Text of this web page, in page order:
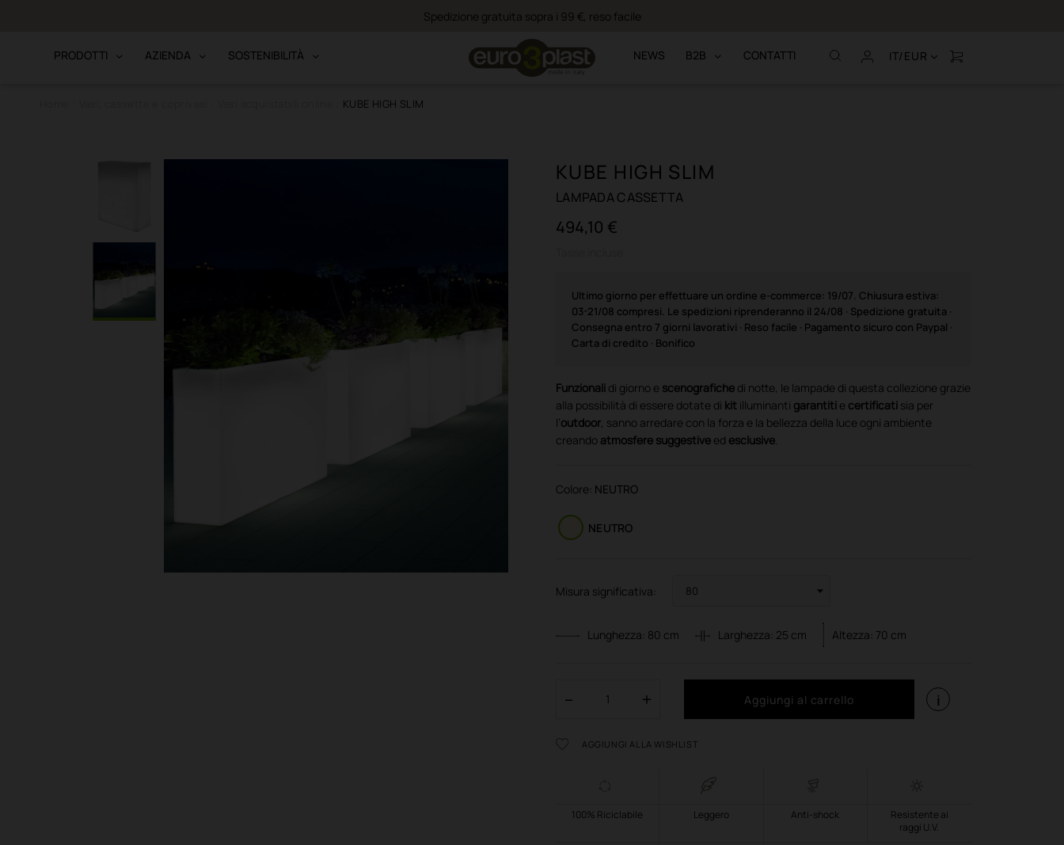
Spedizione gratuita sopra i 99 €, reso facile
PRODOTTI AZIENDA SOSTENIBILITÀ NEWS B2B CONTATTI IT/EUR
KUBE HIGH SLIM
KUBE HIGH SLIM
LAMPADA CASSETTA
494,10 €
Ultimo giorno per effettuare un ordine e-commerce: 19/07. Chiusura estiva:
03-21/08 compresi. Le spedizioni riprenderanno il 24/08 · Spedizione gratuita ·
Consegna entro 7 giorni lavorativi · Reso facile · Pagamento sicuro con Paypal ·
Carta di credito · Bonifico
Funzionali di giorno e scenografiche di notte, le lampade di questa collezione grazie
alla possibilità di essere dotate di kit illuminanti garantiti e certificati sia per
l’outdoor, sanno arredare con la forza e la bellezza della luce ogni ambiente
creando atmosfere suggestive ed esclusive.
Colore: NEUTRO
NEUTRO
Misura significativa:
Lunghezza: 80 cm Larghezza: 25 cm Altezza: 70 cm
Aggiungi al carrello i
AGGIUNGI ALLA WISHLIST
100% Riciclabile Leggero Anti-shock
Resistente ai
raggi U.V.